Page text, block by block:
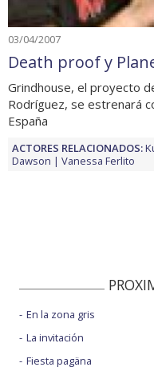
03/04/2007
Death proof y
Grindhouse, el proyecto
Rodríguez, se estrenará
España
ACTORES RELACIONADOS:
Dawson
Vanessa Ferlito
En la zona gris
La invitación
Fiesta pagäna